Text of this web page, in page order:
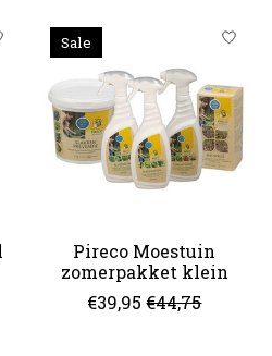
Sale
Pireco Moestuin
zomerpakket klein
€39,95 €44,75